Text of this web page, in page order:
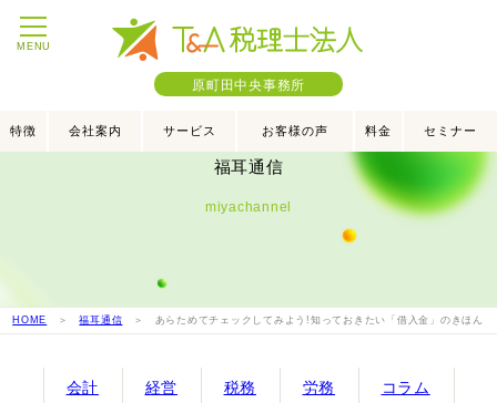
MENU
原町田中央事務所
特徴 会社案内 サービス お客様の声 料金 セミナー
福耳通信
miyachannel
HOME ＞福耳通信 ＞ あらためてチェックしてみよう!知っておきたい「借入金」のきほん
会計 経営 税務 労務 コラム